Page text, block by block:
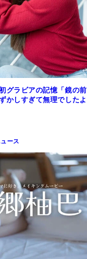
グラビアの記憶「鏡の前
かしすぎて無理でしたよ
ース